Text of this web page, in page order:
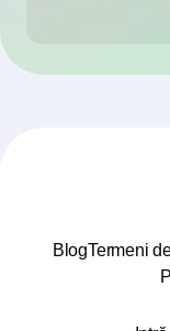
BlogTermeni